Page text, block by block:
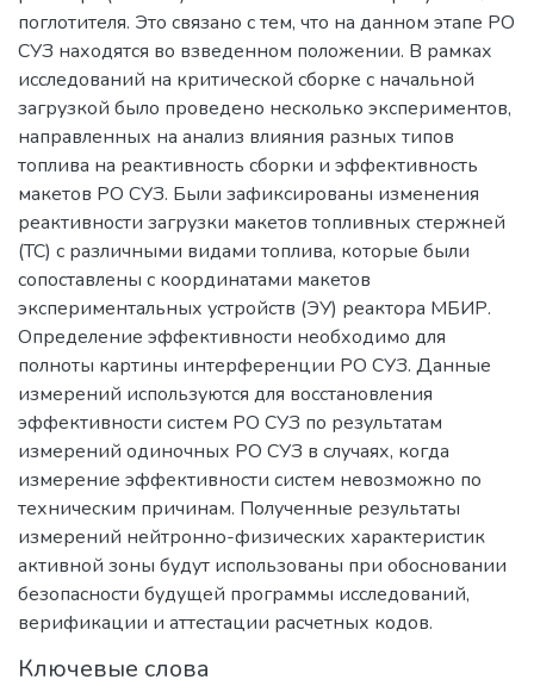
поглотителя. Это связано с тем, что на данном этапе РО
СУЗ находятся во взведенном положении. В рамках
исследований на критической сборке с начальной
загрузкой было проведено несколько экспериментов,
направленных на анализ влияния разных типов
топлива на реактивность сборки и эффективность
макетов РО СУЗ. Были зафиксированы изменения
реактивности загрузки макетов топливных стержней
(ТС) с различными видами топлива, которые были
сопоставлены с координатами макетов
экспериментальных устройств (ЭУ) реактора МБИР.
Определение эффективности необходимо для
полноты картины интерференции РО СУЗ. Данные
измерений используются для восстановления
эффективности систем РО СУЗ по результатам
измерений одиночных РО СУЗ в случаях, когда
измерение эффективности систем невозможно по
техническим причинам. Полученные результаты
измерений нейтронно-физических характеристик
активной зоны будут использованы при обосновании
безопасности будущей программы исследований,
верификации и аттестации расчетных кодов.
Ключевые слова